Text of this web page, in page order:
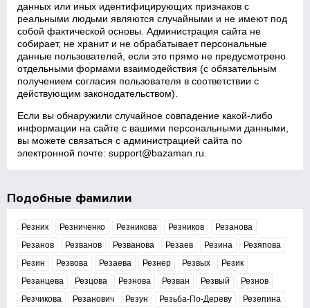
данных или иных идентифицирующих признаков с
реальными людьми являются случайными и не имеют под
собой фактической основы. Администрация сайта не
собирает, не хранит и не обрабатывает персональные
данные пользователей, если это прямо не предусмотрено
отдельными формами взаимодействия (с обязательным
получением согласия пользователя в соответствии с
действующим законодательством).
Если вы обнаружили случайное совпадение какой‑либо
информации на сайте с вашими персональными данными,
вы можете связаться с администрацией сайта по
электронной почте:support@bazaman.ru
Подобные фамилии
Резник Резниченко Резникова Резников
Резанова
Резанов
Резванов Резванова Резаев Резина
Резяпова
Резин
Резвова Резаева Резнер Резвых
Резик
Резанцева
Резцова Резнова Резван Резвый
Резнов
Резчикова
Резанович Резун Резьба-По-Дереву Резепина